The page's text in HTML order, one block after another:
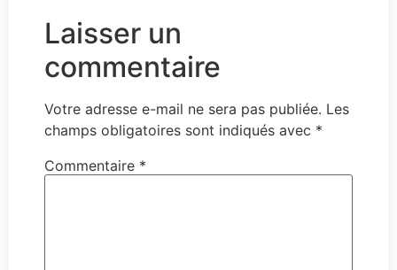
Laisser un
commentaire
Votre adresse e-mail ne sera pas publiée. Les
champs obligatoires sont indiqués avec *
Commentaire *